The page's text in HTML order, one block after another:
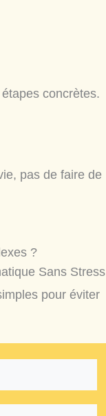
concrètes.
pas de faire de
?
Sans Stress
pour éviter